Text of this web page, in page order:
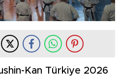
Kan Türkiye 2026